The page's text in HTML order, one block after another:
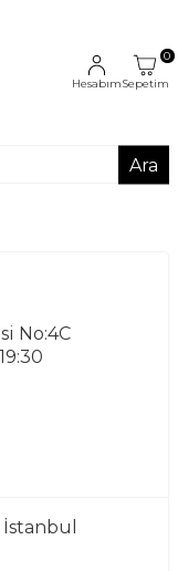
Hesabım
0
Sepetim
Ara
No:4C
İstanbul